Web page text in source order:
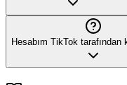
Hesabım TikTok tarafından